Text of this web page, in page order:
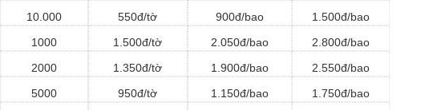
10.000
550đ/tờ 900đ/bao 1.500đ/bao
1000 1.500đ/tờ 2.050đ/bao
2.800đ/bao
2000
1.350đ/tờ 1.900đ/bao
2.550đ/bao
5000
950đ/tờ 1.150đ/bao
1.750đ/bao